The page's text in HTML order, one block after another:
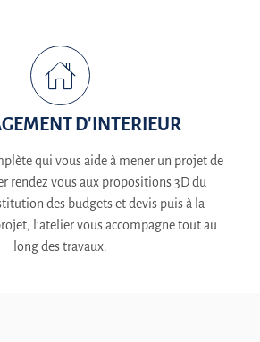
D'INTERIEUR
qui vous aide à mener un projet de
rendez vous aux propositions 3D du
des budgets et devis puis à la
l’atelier vous accompagne tout au
long des travaux.